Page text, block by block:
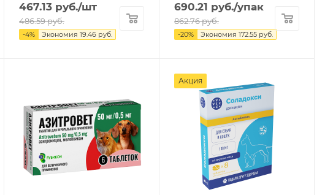
467.13 руб./шт
486.59руб.
-4% Экономия 19.46 руб.
690.21 руб./упак
862.76руб.
-20% Экономия 172.55 руб.
Акция